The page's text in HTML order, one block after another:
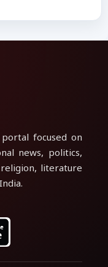
focused on
news, politics,
literature